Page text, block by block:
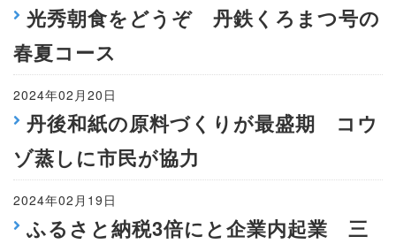
光秀朝食をどうぞ 丹鉄くろまつ号の
春夏コース
2024年02月20日
丹後和紙の原料づくりが最盛期 コウ
ゾ蒸しに市民が協力
2024年02月19日
ふるさと納税3倍にと企業内起業 三